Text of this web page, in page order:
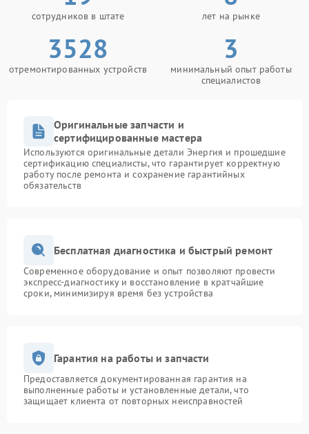
сотрудников в штате лет на рынке
3528
отремонтированных устройств
3
минимальный опыт работы
специалистов
Оригинальные запчасти и
сертифицированные мастера
Используются оригинальные детали Энергия и прошедшие
сертификацию специалисты, что гарантирует корректную
работу после ремонта и сохранение гарантийных
обязательств
Бесплатная диагностика и быстрый ремонт
Современное оборудование и опыт позволяют провести
экспресс-диагностику и восстановление в кратчайшие
сроки, минимизируя время без устройства
Гарантия на работы и запчасти
Предоставляется документированная гарантия на
выполненные работы и установленные детали, что
защищает клиента от повторных неисправностей